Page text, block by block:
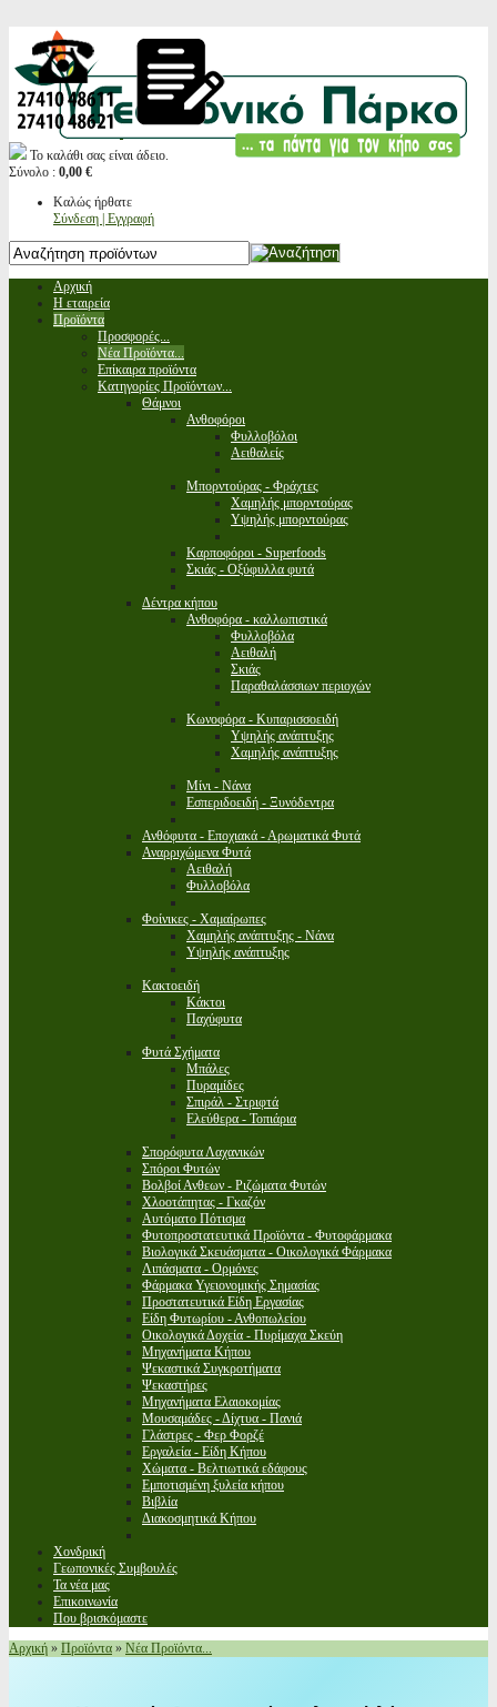
Το καλάθι σας είναι άδειο.
Σύνολο : 0,00 €
Καλώς ήρθατε
Σύνδεση | Εγγραφή
Αρχική
Η εταιρεία
Προϊόντα
Προσφορές...
Νέα Προϊόντα...
Επίκαιρα προϊόντα
Κατηγορίες Προϊόντων...
Θάμνοι
Ανθοφόροι
Φυλλοβόλοι
Αειθαλείς
Μπορντούρας - Φράχτες
Χαμηλής μπορντούρας
Υψηλής μπορντούρας
Καρποφόροι - Superfoods
Σκιάς - Οξύφυλλα φυτά
Δέντρα κήπου
Ανθοφόρα - καλλωπιστικά
Φυλλοβόλα
Αειθαλή
Σκιάς
Παραθαλάσσιων περιοχών
Κωνοφόρα - Κυπαρισσοειδή
Υψηλής ανάπτυξης
Χαμηλής ανάπτυξης
Μίνι - Νάνα
Εσπεριδοειδή - Ξυνόδεντρα
Ανθόφυτα - Εποχιακά - Αρωματικά Φυτά
Αναρριχώμενα Φυτά
Αειθαλή
Φυλλοβόλα
Φοίνικες - Χαμαίρωπες
Χαμηλής ανάπτυξης - Νάνα
Υψηλής ανάπτυξης
Κακτοειδή
Κάκτοι
Παχύφυτα
Φυτά Σχήματα
Μπάλες
Πυραμίδες
Σπιράλ - Στριφτά
Ελεύθερα - Τοπιάρια
Σπορόφυτα Λαχανικών
Σπόροι Φυτών
Βολβοί Ανθεων - Ριζώματα Φυτών
Χλοοτάπητας - Γκαζόν
Αυτόματο Πότισμα
Φυτοπροστατευτικά Προϊόντα - Φυτοφάρμακα
Βιολογικά Σκευάσματα - Οικολογικά Φάρμακα
Λιπάσματα - Ορμόνες
Φάρμακα Υγειονομικής Σημασίας
Προστατευτικά Είδη Εργασίας
Είδη Φυτωρίου - Ανθοπωλείου
Οικολογικά Δοχεία - Πυρίμαχα Σκεύη
Μηχανήματα Κήπου
Ψεκαστικά Συγκροτήματα
Ψεκαστήρες
Μηχανήματα Ελαιοκομίας
Μουσαμάδες - Δίχτυα - Πανιά
Γλάστρες - Φερ Φορζέ
Εργαλεία - Είδη Κήπου
Χώματα - Βελτιωτικά εδάφους
Εμποτισμένη ξυλεία κήπου
Βιβλία
Διακοσμητικά Κήπου
Χονδρική
Γεωπονικές Συμβουλές
Τα νέα μας
Επικοινωνία
Που βρισκόμαστε
Αρχική » Προϊόντα » Νέα Προϊόντα...